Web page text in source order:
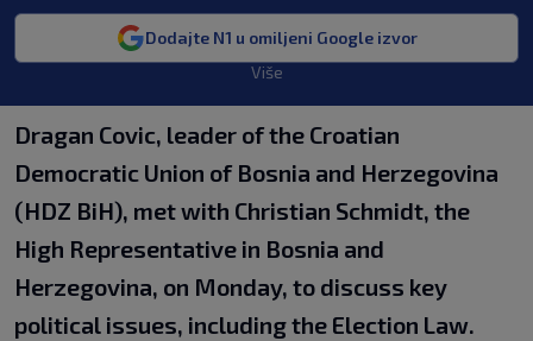
Dodajte N1 u omiljeni Google izvor
Više
Dragan Covic, leader of the Croatian
Democratic Union of Bosnia and Herzegovina
(HDZ BiH), met with Christian Schmidt, the
High Representative in Bosnia and
Herzegovina, on Monday, to discuss key
political issues, including the Election Law.